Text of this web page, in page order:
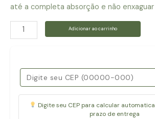
até a completa absorção e não
Pomada-
desodorante-
velho-
Adicionar ao carrinho
Digite seu CEP para calcular
prazo de entrega